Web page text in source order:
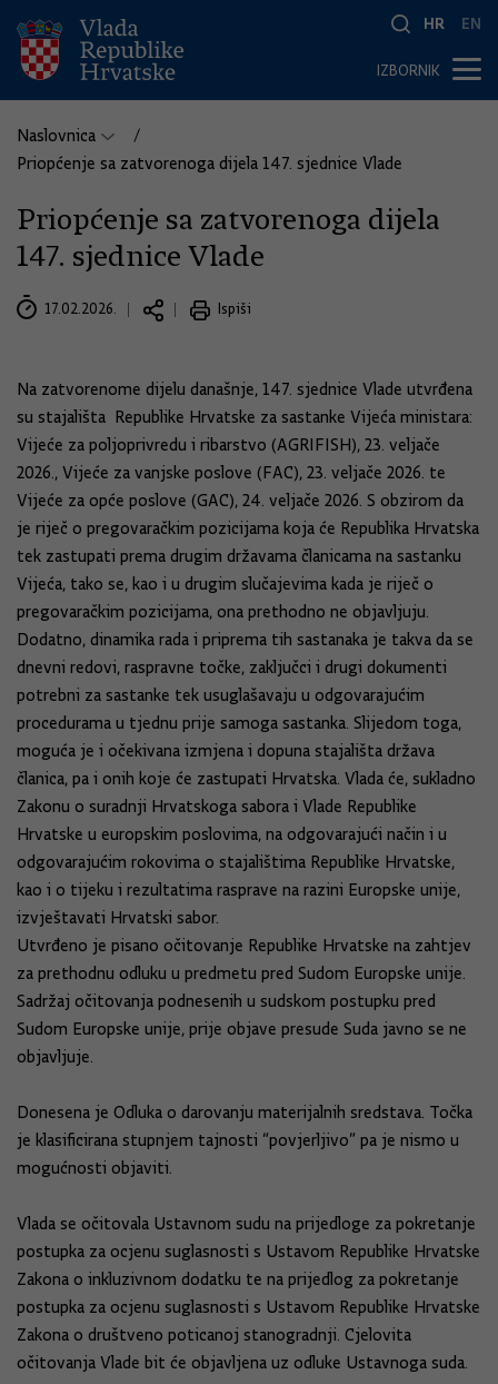
HR EN
IZBORNIK
Naslovnica
Priopćenje sa zatvorenoga dijela 147. sjednice Vlade
Priopćenje sa zatvorenoga dijela
147. sjednice Vlade
17.02.2026. Ispiši
Na zatvorenome dijelu današnje, 147. sjednice Vlade utvrđena
su stajališta Republike Hrvatske za sastanke Vijeća ministara:
Vijeće za poljoprivredu i ribarstvo (AGRIFISH), 23. veljače
2026., Vijeće za vanjske poslove (FAC), 23. veljače 2026. te
Vijeće za opće poslove (GAC), 24. veljače 2026. S obzirom da
je riječ o pregovaračkim pozicijama koja će Republika Hrvatska
tek zastupati prema drugim državama članicama na sastanku
Vijeća, tako se, kao i u drugim slučajevima kada je riječ o
pregovaračkim pozicijama, ona prethodno ne objavljuju.
Dodatno, dinamika rada i priprema tih sastanaka je takva da se
dnevni redovi, raspravne točke, zaključci i drugi dokumenti
potrebni za sastanke tek usuglašavaju u odgovarajućim
procedurama u tjednu prije samoga sastanka. Slijedom toga,
moguća je i očekivana izmjena i dopuna stajališta država
članica, pa i onih koje će zastupati Hrvatska. Vlada će, sukladno
Zakonu o suradnji Hrvatskoga sabora i Vlade Republike
Hrvatske u europskim poslovima, na odgovarajući način i u
odgovarajućim rokovima o stajalištima Republike Hrvatske,
kao i o tijeku i rezultatima rasprave na razini Europske unije,
izvještavati Hrvatski sabor.
Utvrđeno je pisano očitovanje Republike Hrvatske na zahtjev
za prethodnu odluku u predmetu pred Sudom Europske unije.
Sadržaj očitovanja podnesenih u sudskom postupku pred
Sudom Europske unije, prije objave presude Suda javno se ne
objavljuje.
Donesena je Odluka o darovanju materijalnih sredstava. Točka
je klasificirana stupnjem tajnosti “povjerljivo” pa je nismo u
mogućnosti objaviti.
Vlada se očitovala Ustavnom sudu na prijedloge za pokretanje
postupka za ocjenu suglasnosti s Ustavom Republike Hrvatske
Zakona o inkluzivnom dodatku te na prijedlog za pokretanje
postupka za ocjenu suglasnosti s Ustavom Republike Hrvatske
Zakona o društveno poticanoj stanogradnji. Cjelovita
očitovanja Vlade bit će objavljena uz odluke Ustavnoga suda.